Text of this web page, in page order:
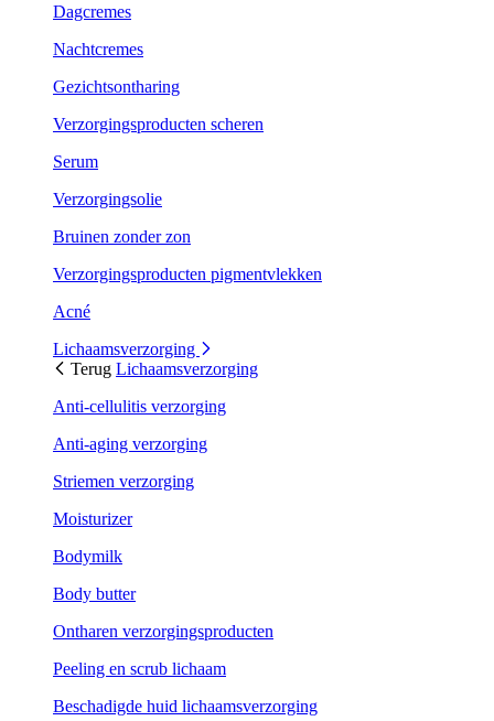
Dagcremes
Nachtcremes
Gezichtsontharing
Verzorgingsproducten scheren
Serum
Verzorgingsolie
Bruinen zonder zon
Verzorgingsproducten pigmentvlekken
Acné
Lichaamsverzorging
Terug Lichaamsverzorging
Anti-cellulitis verzorging
Anti-aging verzorging
Striemen verzorging
Moisturizer
Bodymilk
Body butter
Ontharen verzorgingsproducten
Peeling en scrub lichaam
Beschadigde huid lichaamsverzorging